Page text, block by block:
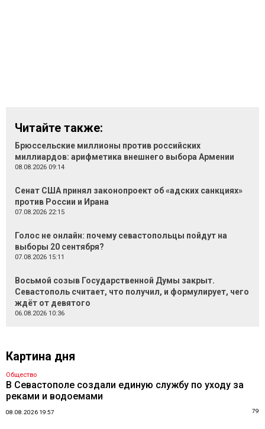
Читайте также:
Брюссельские миллионы против российских
миллиардов: арифметика внешнего выбора Армении
08.08.2026 09:14
Сенат США принял законопроект об «адских санкциях»
против России и Ирана
07.08.2026 22:15
Голос не онлайн: почему севастопольцы пойдут на
выборы 20 сентября?
07.08.2026 15:11
Восьмой созыв Государственной Думы закрыт.
Севастополь считает, что получил, и формулирует, чего
ждёт от девятого
06.08.2026 10:36
Картина дня
Общество
В Севастополе создали единую службу по уходу за
реками и водоемами
08.08.2026 19:57 79